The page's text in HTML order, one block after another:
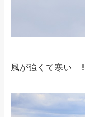
風が強くて寒い ⇩